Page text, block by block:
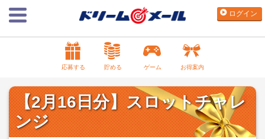
ログイン
応募する 貯める ゲーム お得案内
【2月16日分】スロットチャレ
ンジ